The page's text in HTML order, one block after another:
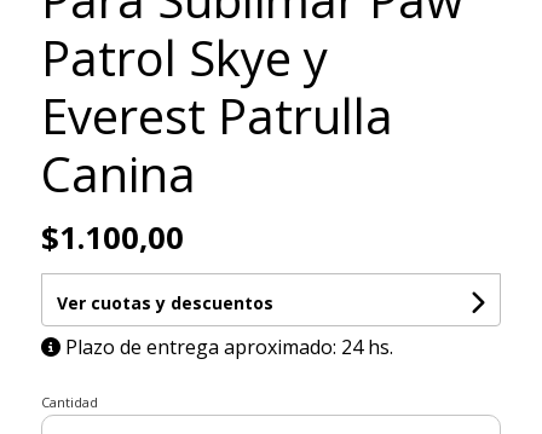
Patrol Skye y
Everest Patrulla
Canina
$1.100,00
Ver cuotas y descuentos
Plazo de entrega aproximado: 24 hs.
Cantidad